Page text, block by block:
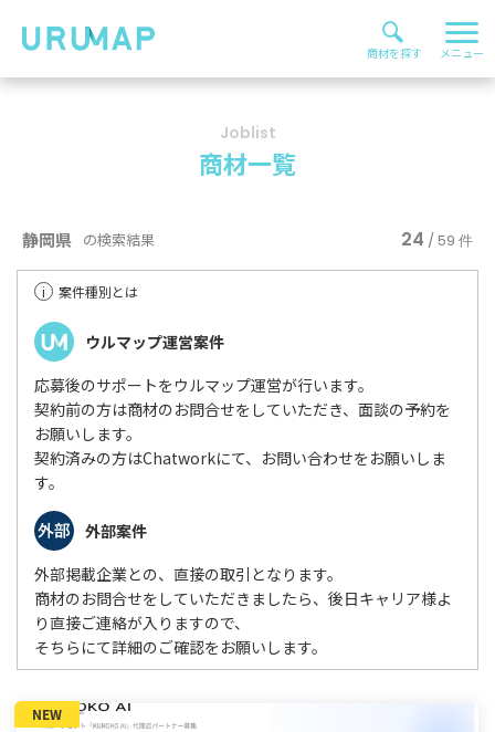
Joblist
商材一覧
静岡県 の検索結果 24 / 59 件
i 案件種別とは
ウルマップ運営案件
応募後のサポートをウルマップ運営が行います。
契約前の方は商材のお問合せをしていただき、面談の予約を
お願いします。
契約済みの方はChatworkにて、お問い合わせをお願いしま
す。
外部案件
外部掲載企業との、直接の取引となります。
商材のお問合せをしていただきましたら、後日キャリア様よ
り直接ご連絡が入りますので、
そちらにて詳細のご確認をお願いします。
NEW